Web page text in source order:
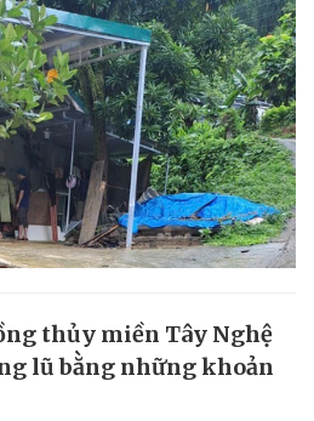
thủy miền Tây Nghệ
lũ bằng những khoản